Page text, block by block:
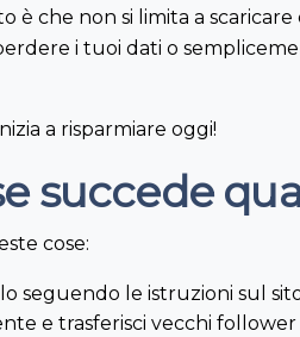
è che non si limita a
i tuoi dati o
a risparmiare oggi!
succede
cose:
seguendo le istruzioni sul
e trasferisci vecchi follower